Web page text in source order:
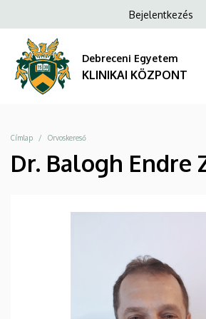
KLINIKAI
KÖZPONT
a
tartalomra
Anonim
fiók
menüje
Bejelentkezés
Debreceni Egyetem
KLINIKAI KÖZPONT
Morzsa
Címlap Orvoskereső
Dr. Balogh Endre